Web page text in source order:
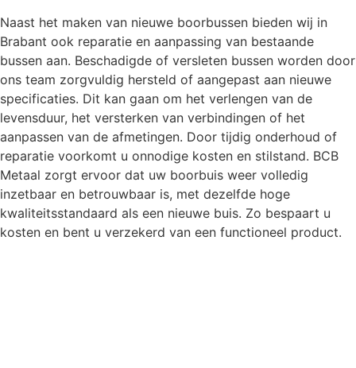
Naast het maken van nieuwe boorbussen bieden wij in
Brabant ook reparatie en aanpassing van bestaande
bussen aan. Beschadigde of versleten bussen worden door
ons team zorgvuldig hersteld of aangepast aan nieuwe
specificaties. Dit kan gaan om het verlengen van de
levensduur, het versterken van verbindingen of het
aanpassen van de afmetingen. Door tijdig onderhoud of
reparatie voorkomt u onnodige kosten en stilstand. BCB
Metaal zorgt ervoor dat uw boorbuis weer volledig
inzetbaar en betrouwbaar is, met dezelfde hoge
kwaliteitsstandaard als een nieuwe buis. Zo bespaart u
kosten en bent u verzekerd van een functioneel product.